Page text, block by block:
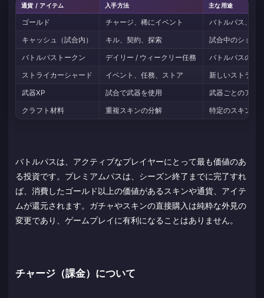
通貨 / アイテム 入手方法 主な用途
ゴールド チャージ、稀にイベント
バトルパス、ス
キャッシュ（試合内）
キル、契約、探索
試合中のショッ
バトルパストークン
デイリー / ウィークリー任務
バトルパスのテ
ストライカーシャード
イベント、任務、ストア
新しいストライ
武器XP
試合で武器を使用
武器ごとのアタ
クラフト材料
重複スキンの分解 特定のスキンの
バトルパスは、アクティブなプレイヤーにとって最も価値のあ
る投資です。プレミアムパスは、シーズン終了までに完了すれ
ば、消費したゴールド以上の価値があるスキンや通貨、アイテ
ムが還元されます。ガチャやスキンの直接購入は純粋な外見の
変更であり、ゲームプレイに有利になることはありません。
チャージ（課金）について